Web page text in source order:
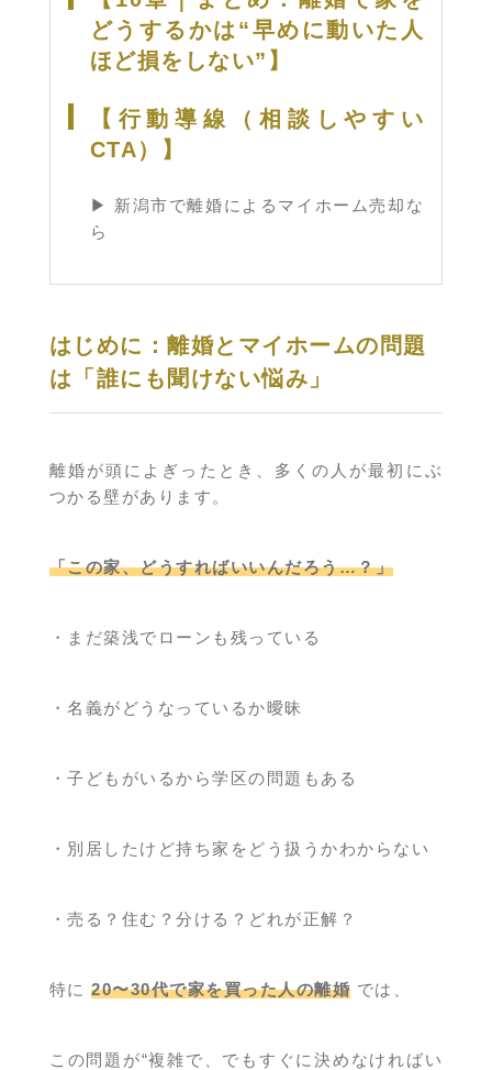
どうするかは“早めに動いた人
ほど損をしない”】
【行動導線（相談しやすい
CTA）】
▶ 新潟市で離婚によるマイホーム売却な
ら
はじめに：離婚とマイホームの問題
は「誰にも聞けない悩み」
離婚が頭によぎったとき、多くの人が最初にぶ
つかる壁があります。
「この家、どうすればいいんだろう…？」
・まだ築浅でローンも残っている
・名義がどうなっているか曖昧
・子どもがいるから学区の問題もある
・別居したけど持ち家をどう扱うかわからない
・売る？住む？分ける？どれが正解？
特に20〜30代で家を買った人の離婚 では、
この問題が“複雑で、でもすぐに決めなければい